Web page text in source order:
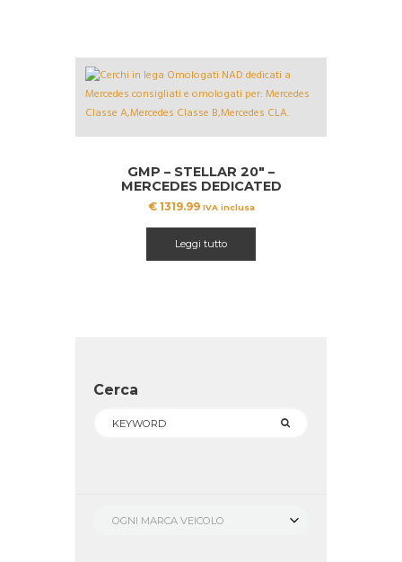
GMP – STELLAR 20″ –
MERCEDES DEDICATED
€1319.99 IVA inclusa
Leggi tutto
Cerca
OGNI MARCA VEICOLO